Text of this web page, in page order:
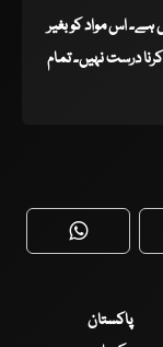
ہے۔ اس مواد کو بغیر
درست نہیں۔ تمام
WhatsApp
پاکستان